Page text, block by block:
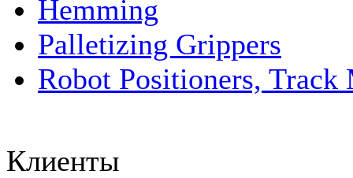
Hemming
Palletizing Grippers
Robot Positioners, Track
Клиенты